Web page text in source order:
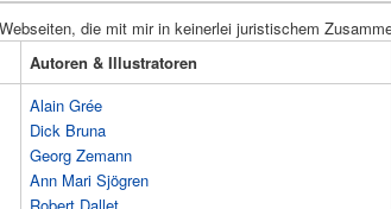
die mit mir in keinerlei juristischem
Autoren & Illustratoren
Alain Grée
Dick Bruna
Georg Zemann
Ann Mari Sjögren